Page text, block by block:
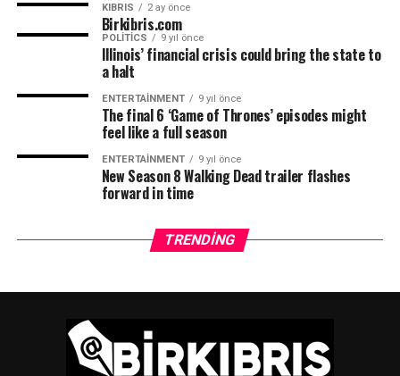
KIBRIS 2 ay önce
Birkibris.com
POLITICS 9 yıl önce
Illinois’ financial crisis could bring the state to
a halt
ENTERTAINMENT 9 yıl önce
The final 6 ‘Game of Thrones’ episodes might
feel like a full season
ENTERTAINMENT 9 yıl önce
New Season 8 Walking Dead trailer flashes
forward in time
TRENDING